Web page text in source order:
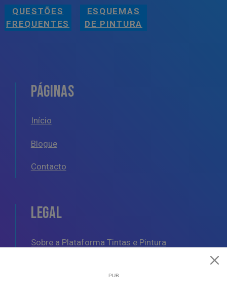
QUESTÕES
FREQUENTES
ESQUEMAS
DE PINTURA
PÁGINAS
Início
Blogue
Contacto
LEGAL
Sobre a Plataforma Tintas e Pintura